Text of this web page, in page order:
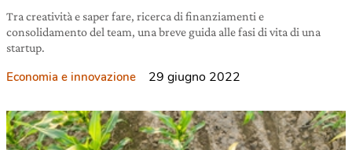
Tra creatività e saper fare, ricerca di finanziamenti e
consolidamento del team, una breve guida alle fasi di vita di una
startup.
Economia e innovazione 29 giugno 2022